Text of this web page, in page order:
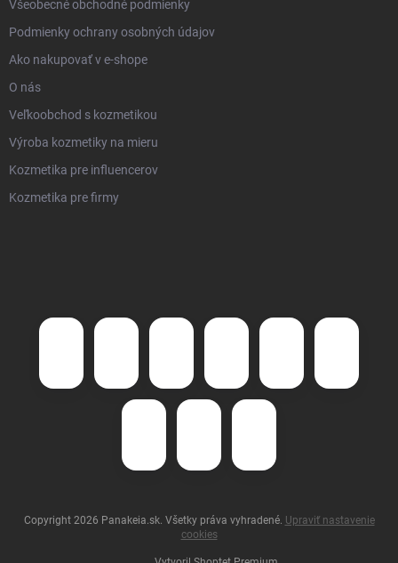
Všeobecné obchodné podmienky
Podmienky ochrany osobných údajov
Ako nakupovať v e-shope
O nás
Veľkoobchod s kozmetikou
Výroba kozmetiky na mieru
Kozmetika pre influencerov
Kozmetika pre firmy
Copyright 2026 Panakeia.sk. Všetky práva vyhradené. Upraviť nastavenie
cookies